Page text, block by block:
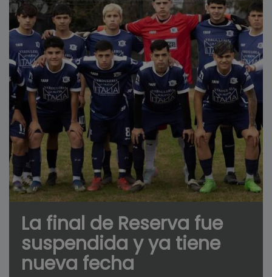
La final de Reserva fue
suspendida y ya tiene
nueva fecha